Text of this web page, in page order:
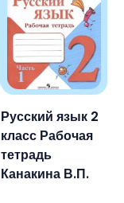
Русский язык 2
класс Рабочая
тетрадь
Канакина В.П.